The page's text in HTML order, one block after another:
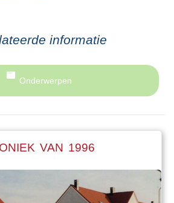
informatie
Onderwerpen
VAN 1996